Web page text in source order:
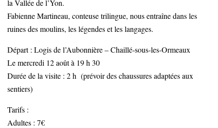
la Vallée de l’Yon.
Fabienne Martineau, conteuse trilingue, nous entraîne dans les
ruines des moulins, les légendes et les langages.
Départ : Logis de l’Aubonnière – Chaillé-sous-les-Ormeaux
Le mercredi 12 août à 19 h 30
Durée de la visite : 2 h (prévoir des chaussures adaptées aux
sentiers)
Tarifs :
Adultes : 7€